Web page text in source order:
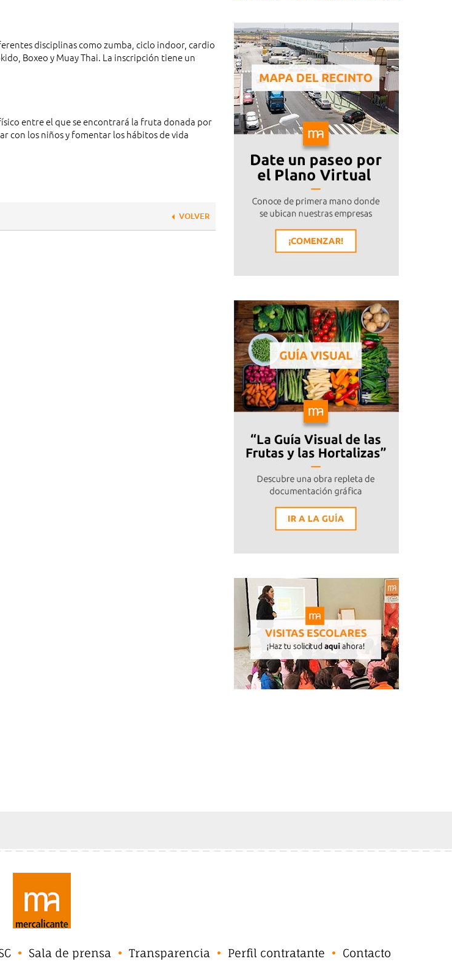
disciplinas como zumba, ciclo indoor, cardio
Boxeo y Muay Thai. La inscripción tiene un
entre el que se encontrará la fruta donada por
con los niños y fomentar los hábitos de vida
VOLVER
Sala de prensa Transparencia Perfil contratante Contacto